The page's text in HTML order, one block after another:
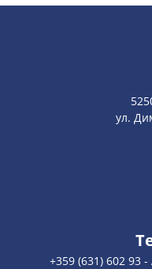
ул.
+359 (631) 602 93